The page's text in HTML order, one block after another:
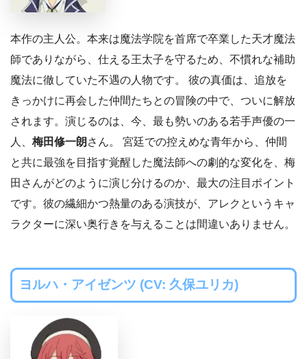
本作の主人公。本来は魔法学院を首席で卒業した天才魔法
師でありながら、仕える王太子を守るため、不慣れな補助
魔法に徹していた不遇の人物です。 彼の真価は、追放を
きっかけに再会した仲間たちとの冒険の中で、ついに解放
されます。演じるのは、今、最も勢いのある若手声優の一
人、 梅田修一朗 さん。 宮廷での控えめな青年から、仲間
と共に最強を目指す覚醒した魔法師への劇的な変化を、梅
田さんがどのように演じ分けるのか、最大の注目ポイント
です。彼の繊細かつ熱量のある演技が、アレクというキャ
ラクターに深い奥行きを与えることは間違いありません。
ヨルハ・アイゼンツ (CV: 久保ユリカ)